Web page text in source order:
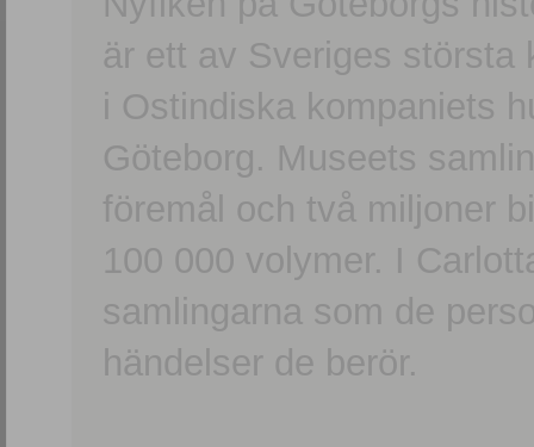
är ett av Sveriges största
i Ostindiska kompaniets
Göteborg. Museets
föremål och två miljoner
100 000 volymer. I
samlingarna som de
händelser de berör.